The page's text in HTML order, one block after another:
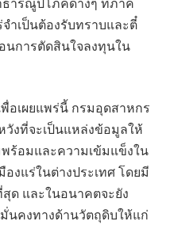
ำเป็นต้องรับทราบและตี๋
นการตัดสินใจลงทุนใน
อเผยแพร่นี้ กรมอุดสาหกร
งที่จะเป็นแหล่งข้อมูลให้
ร้อมและความเข้มแข็งใน
งแร่ในต่างประเทศ โดยมี
ด และในอนาคตจะยัง
นคงทางด้านวัตถุดิบให้แก่